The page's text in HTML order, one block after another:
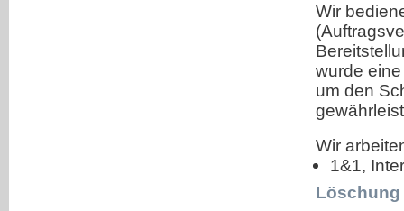
Wir
wurde
um den
Wir
1&1,
Löschung